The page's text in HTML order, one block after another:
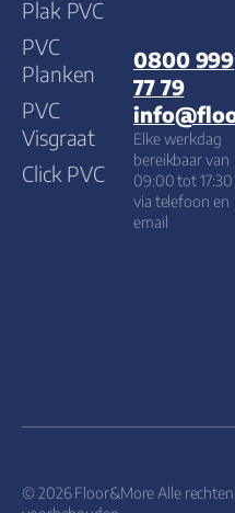
Plak PVC
PVC
Planken
PVC
Visgraat
Click PVC
0800 999
77 79
Elke werkdag
bereikbaar van
09:00 tot 17:30
via telefoon en
email
© 2026 Floor&More Alle rechten